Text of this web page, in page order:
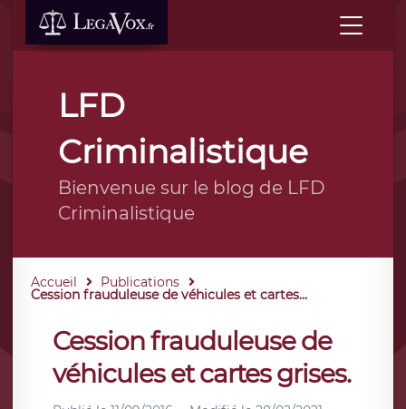
LFD
Criminalistique
Bienvenue sur le blog de LFD
Criminalistique
Accueil Publications
Cession frauduleuse de véhicules et cartes...
Cession frauduleuse de
véhicules et cartes grises.